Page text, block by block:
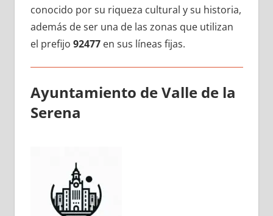
conocido pοr su riqueza cultural у su historia,
además dе ser una dе las zonas quе utilizan
el prefijo 92477en sus líneas fijas.
Ayuntamiento dе Valle dе la
Serena